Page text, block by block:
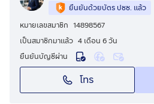
สนใจติดต่อ อ๊อฟ
สดหรือผ่อน ยื่นกู้สินเชื่อปรึกษาได้คับ
กดเพื่อดูเบอร์โทร xxxxxx012
ยืนยันด้วยบัตร ปชช. แล้ว
หมายเลขสมาชิก 14898567
เป็นสมาชิกมาแล้ว 4 เดือน 6 วัน
ยืนยันบัญชีผ่าน
โทร